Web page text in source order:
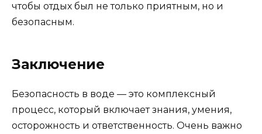
чтобы отдых был не только приятным, но и
безопасным.
Заключение
Безопасность в воде — это комплексный
процесс, который включает знания, умения,
осторожность и ответственность. Очень важно